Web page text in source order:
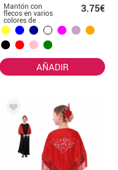
Mantón con
flecos en varios
colores de
120x45
3.75€
AÑADIR